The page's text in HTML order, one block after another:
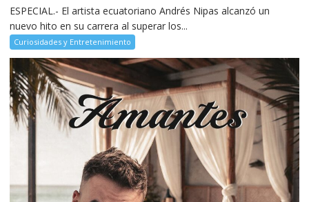
ESPECIAL.- El artista ecuatoriano Andrés Nipas alcanzó un
nuevo hito en su carrera al superar los...
Curiosidades y Entretenimiento